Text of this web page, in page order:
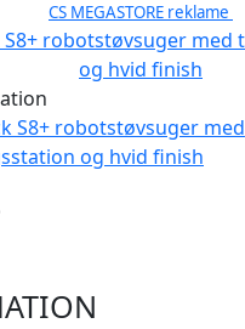
CS MEGASTORE reklame
S8+ robotstøvsuger med
og hvid finish